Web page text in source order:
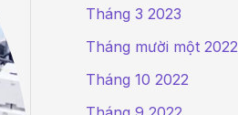
Tháng 3 2023
Tháng mười một 2022
Tháng 10 2022